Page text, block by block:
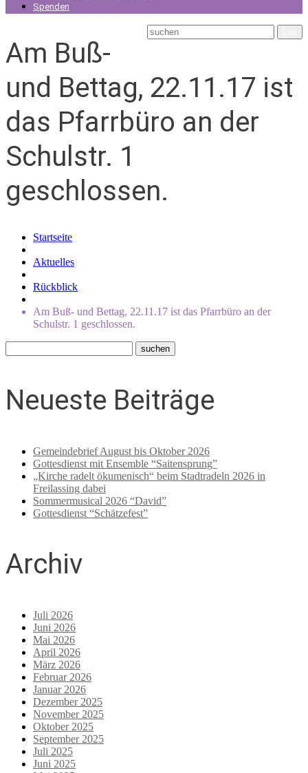
Spenden
Am Buß-
und Bettag, 22.11.17 ist
das Pfarrbüro an der
Schulstr. 1
geschlossen.
Startseite
Aktuelles
Rückblick
Am Buß- und Bettag, 22.11.17 ist das Pfarrbüro an der
Schulstr. 1 geschlossen.
Neueste Beiträge
Gemeindebrief August bis Oktober 2026
Gottesdienst mit Ensemble “Saitensprung”
„Kirche radelt ökumenisch“ beim Stadtradeln 2026 in
Freilassing dabei
Sommermusical 2026 “David”
Gottesdienst “Schätzefest”
Archiv
Juli 2026
Juni 2026
Mai 2026
April 2026
März 2026
Februar 2026
Januar 2026
Dezember 2025
November 2025
Oktober 2025
September 2025
Juli 2025
Juni 2025